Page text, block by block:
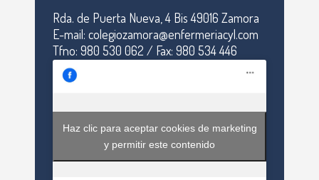
Rda. de Puerta Nueva, 4 Bis 49016 Zamora
E-mail: colegiozamora@enfermeriacyl.com
Tfno: 980 530 062 / Fax: 980 534 446
Haz clic para aceptar cookies de marketing
y permitir este contenido